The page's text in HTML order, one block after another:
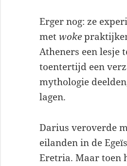
Erger nog: ze
metwoke
Atheners een lesje
toentertijd een
mythologie
lagen.
Darius veroverde
eilanden in de
Eretria. Maar toen